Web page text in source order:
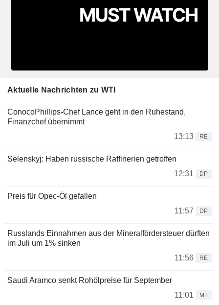
Aktuelle Nachrichten zu WTI
ConocoPhillips-Chef Lance geht in den Ruhestand,
Finanzchef übernimmt
13:13
RE
Selenskyj: Haben russische Raffinerien getroffen
12:31
DP
Preis für Opec-Öl gefallen
11:57
DP
Russlands Einnahmen aus der Mineralfördersteuer dürften
im Juli um 1% sinken
11:56
RE
Saudi Aramco senkt Rohölpreise für September
11:01
MT